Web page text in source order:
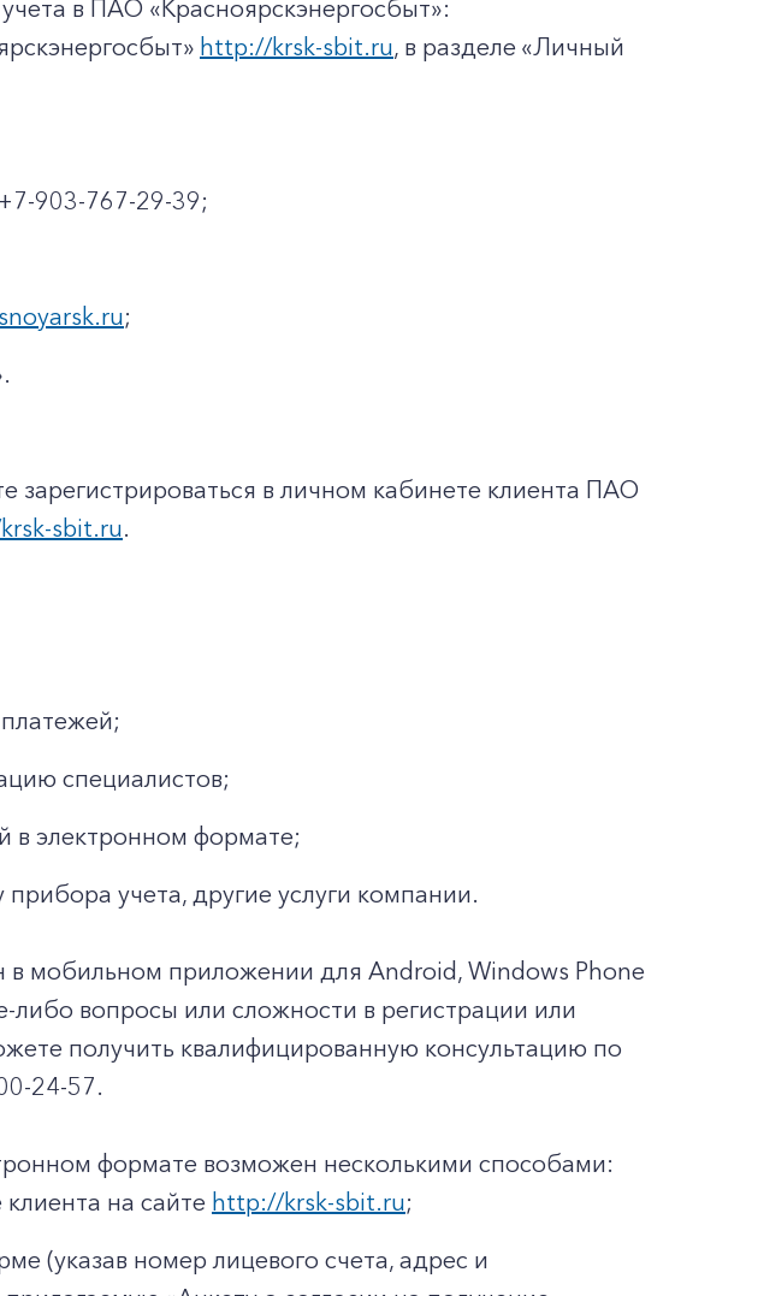
в ПАО «Красноярскэнергосбыт»:
http://krsk-sbit.ru, в разделе «Личный
903-767-29-39;
;
в личном кабинете клиента ПАО
sbit.ru.
специалистов;
в электронном формате;
учета, другие услуги компании.
в мобильном приложении для Android, Windows Phone
либо вопросы или сложности в регистрации или
получить квалифицированную консультацию по
24-57.
формате возможен несколькими способами:
на сайте http://krsk-sbit.ru;
(указав номер лицевого счета, адрес и